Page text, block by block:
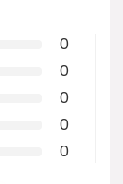
0
0
0
0
0